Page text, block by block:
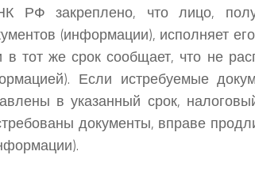
закреплено, что лицо,
(информации), исполняет
тот же срок сообщает, что не
Если истребуемые
в указанный срок,
документы, вправе